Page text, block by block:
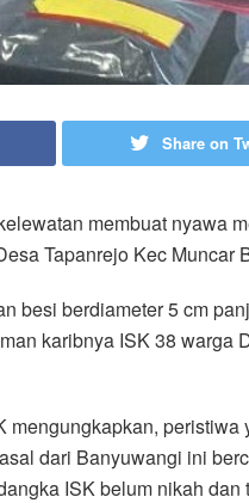
Share on
membuat nyawa
Tapanrejo Kec Muncar
besi berdiameter 5 cm
karibnya ISK 38 warga
peristiwa
dari Banyuwangi ini
ISK belum nikah dan